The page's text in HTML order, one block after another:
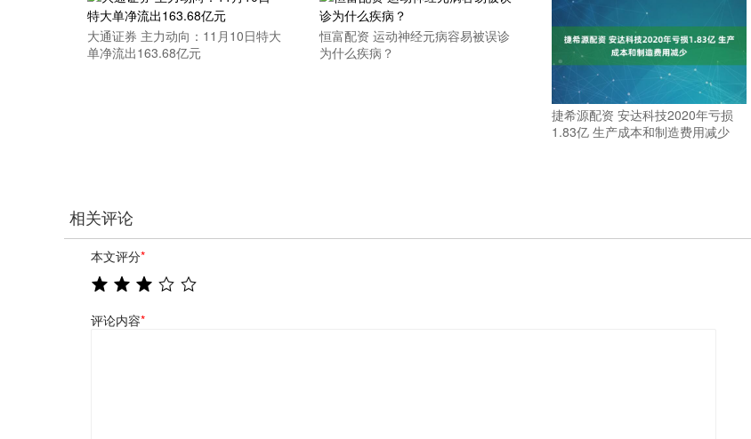
大通证券 主力动向：11月10日特大
单净流出163.68亿元
恒富配资 运动神经元病容易被误诊
为什么疾病？
捷希源配资 安达科技2020年亏损
1.83亿 生产成本和制造费用减少
相关评论
本文评分*
评论内容*